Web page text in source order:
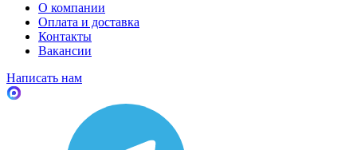
О компании
Оплата и доставка
Контакты
Вакансии
Написать нам